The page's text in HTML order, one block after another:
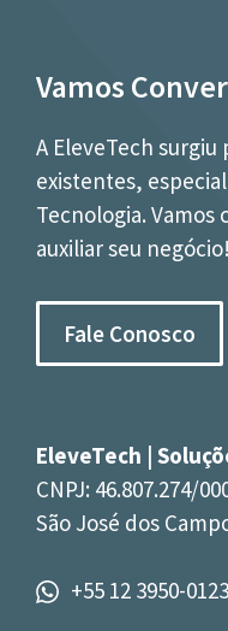
Vamos
A EleveTech
existentes,
Tecnologia. Vamos
auxiliar seu negócio!
Fale Conosco
EleveTech |
CNPJ: 46.807.274/
São José dos
+55 12 3950-0123